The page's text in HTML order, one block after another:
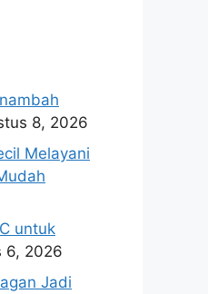
8, 2026
Melayani
untuk
6, 2026
Jadi